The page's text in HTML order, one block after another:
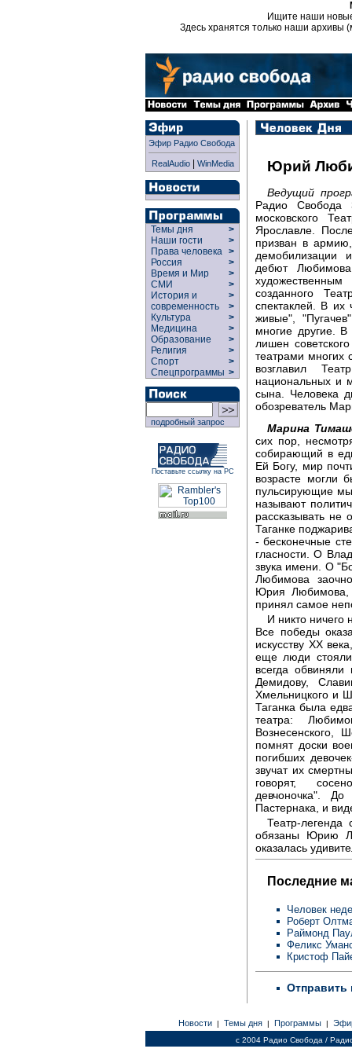
Ищите наши
Здесь хранятся только наши архивы
Эфир Радио Свобода
RealAudio| WinMedia
Темы дня
>
Наши гости
>
Права человека >
Россия
>
Время и Мир
>
СМИ
>
История и
современность
>
>
Культура
>
Медицина
>
Образование
>
Религия
>
Спорт
>
Спецпрограммы >
подробный запрос
Поставьте ссылку на РС
Юрий
Ведущий
Радио Свобода
московского
Ярославле.
призван в
демобилизации
дебют
созданного
спектаклей. В
живые",
многие другие.
лишен
театрами многих
возглавил
национальных и
сына. Человека
обозреватель
Марина
сих пор,
собирающий в
Ей Богу, мир
возрасте могли
пульсирующие
называют
рассказывать не
Таганке
- бесконечные
гласности. О
звука имени. О
Любимова
Юрия Любимова,
принял самое
И никто ничего
Все победы
искусству ХХ
еще люди
всегда
Демидову,
Хмельницкого и
Таганка была
театра:
помнят доски
погибших
звучат их
говорят,
девчоночка".
Пастернака, и
Театр-
обязаны Юрию
оказалась
Последние
Человек
Роберт
Раймонд
Феликс
Кристоф
Отправить
Новости | Темы дня | Программы |
c 2004 Радио Свобода /